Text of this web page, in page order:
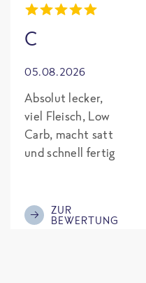
C
05.08.2026
Absolut lecker,
viel Fleisch, Low
Carb, macht satt
und schnell fertig
ZUR
BEWERTUNG